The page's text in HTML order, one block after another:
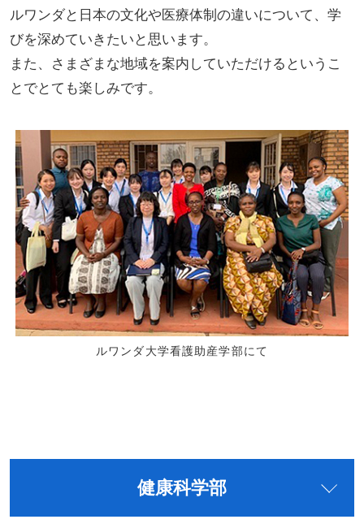
ルワンダと日本の文化や医療体制の違いについて、学
びを深めていきたいと思います。
また、さまざまな地域を案内していただけるというこ
とでとても楽しみです。
ルワンダ大学看護助産学部にて
健康科学部